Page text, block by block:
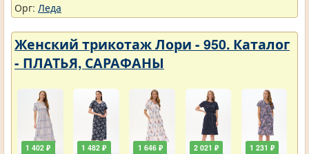
Орг: Леда
Женский трикотаж Лори - 950. Каталог
- ПЛАТЬЯ, САРАФАНЫ
1 402 ₽ 1 482 ₽ 1 646 ₽ 2 021 ₽ 1 231 ₽